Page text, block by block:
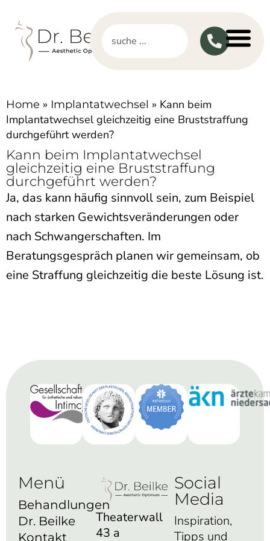
Home » Implantatwechsel » Kann beim
Implantatwechsel gleichzeitig eine Bruststraffung
durchgeführt werden?
Kann beim Implantatwechsel
gleichzeitig eine Bruststraffung
durchgeführt werden?
Ja, das kann häufig sinnvoll sein, zum Beispiel
nach starken Gewichtsveränderungen oder
nach Schwangerschaften. Im
Beratungsgespräch planen wir gemeinsam, ob
eine Straffung gleichzeitig die beste Lösung ist.
Menü
Behandlungen
Dr. Beilke
Kontakt
Theaterwall
43 a
Social
Media
Inspiration,
Tipps und